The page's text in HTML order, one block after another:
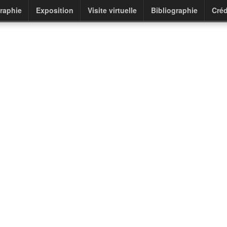
Exposition Visite virtuelle Bibliographie